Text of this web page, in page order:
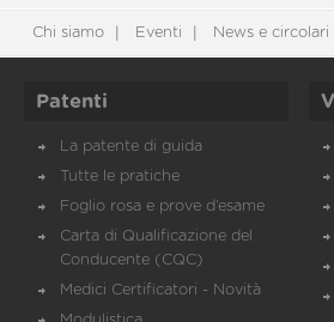
Chi siamo Eventi News e circolari
Patenti
La patente di guida
Tutte le pratiche
Foglio rosa e prove d’esame
Carta di Qualificazione del
Conducente (CQC)
Medici Certificatori - Novità